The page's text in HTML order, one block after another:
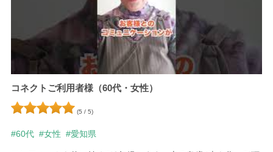
コネクトご利用者様（60代・女性）
(5 / 5)
#60代 #女性 #愛知県